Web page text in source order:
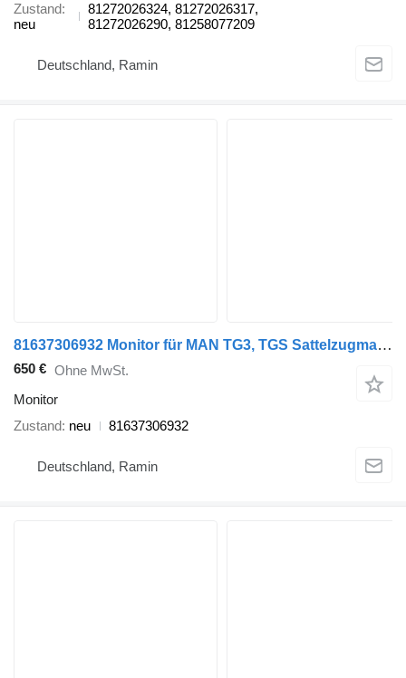
Zustand
neu
81272026324, 81272026317,
81272026290, 81258077209
Deutschland, Ramin
81637306932 Monitor für MAN TG3, TGS Sattelzugmaschine
650 € Ohne MwSt.
Monitor
Zustand neu 81637306932
Deutschland, Ramin